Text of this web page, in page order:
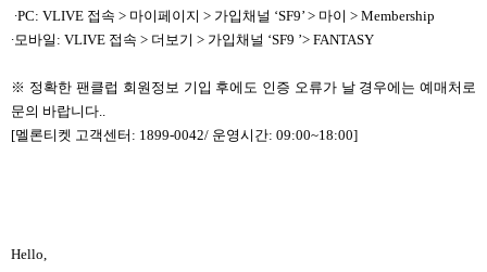
∙PC: VLIVE 접속 > 마이페이지 > 가입채널 ‘SF9’ > 마이 > Membership
∙모바일: VLIVE 접속 > 더보기 > 가입채널 ‘SF9 ’> FANTASY
※ 정확한 팬클럽 회원정보 기입 후에도 인증 오류가 날 경우에는 예매처로
문의 바랍니다..
[멜론티켓 고객센터: 1899-0042/ 운영시간: 09:00~18:00]
Hello,